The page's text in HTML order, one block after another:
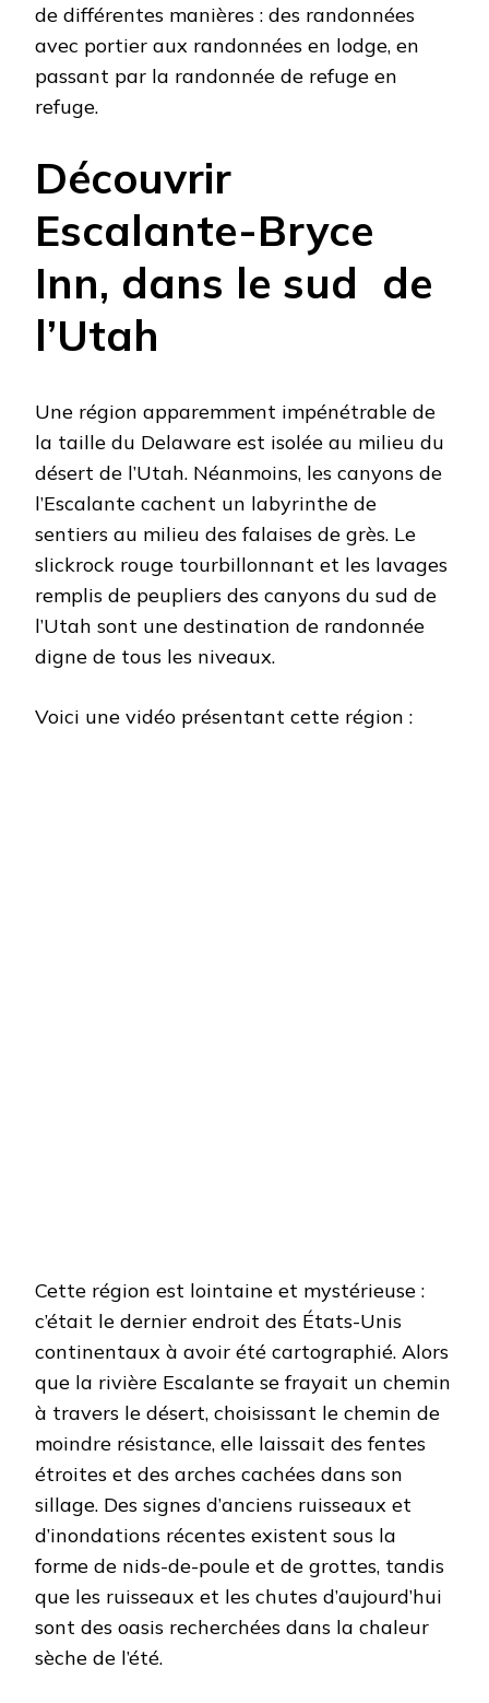
de différentes manières : des randonnées
avec portier aux randonnées en lodge, en
passant par la randonnée de refuge en
refuge.
Découvrir
Escalante-Bryce
Inn, dans le sud de
l’Utah
Une région apparemment impénétrable de
la taille du Delaware est isolée au milieu du
désert de l’Utah. Néanmoins, les canyons de
l’Escalante cachent un labyrinthe de
sentiers au milieu des falaises de grès. Le
slickrock rouge tourbillonnant et les lavages
remplis de peupliers des canyons du sud de
l’Utah sont une destination de randonnée
digne de tous les niveaux.
Voici une vidéo présentant cette région :
Cette région est lointaine et mystérieuse :
c’était le dernier endroit des États-Unis
continentaux à avoir été cartographié. Alors
que la rivière Escalante se frayait un chemin
à travers le désert, choisissant le chemin de
moindre résistance, elle laissait des fentes
étroites et des arches cachées dans son
sillage. Des signes d’anciens ruisseaux et
d’inondations récentes existent sous la
forme de nids-de-poule et de grottes, tandis
que les ruisseaux et les chutes d’aujourd’hui
sont des oasis recherchées dans la chaleur
sèche de l’été.